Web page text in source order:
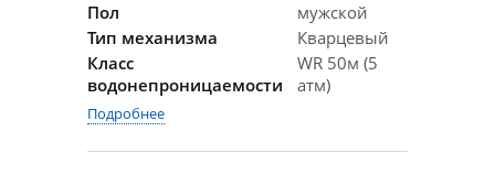
Пол
мужской
Тип механизма
Кварцевый
Класс
водонепроницаемости
WR 50м (5
атм)
Подробнее